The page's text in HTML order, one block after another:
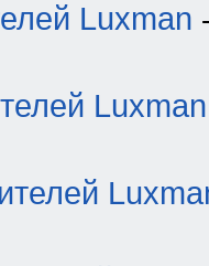
Luxman
Luxman